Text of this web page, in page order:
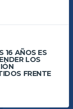
16 AÑOS ES
LOS
FRENTE